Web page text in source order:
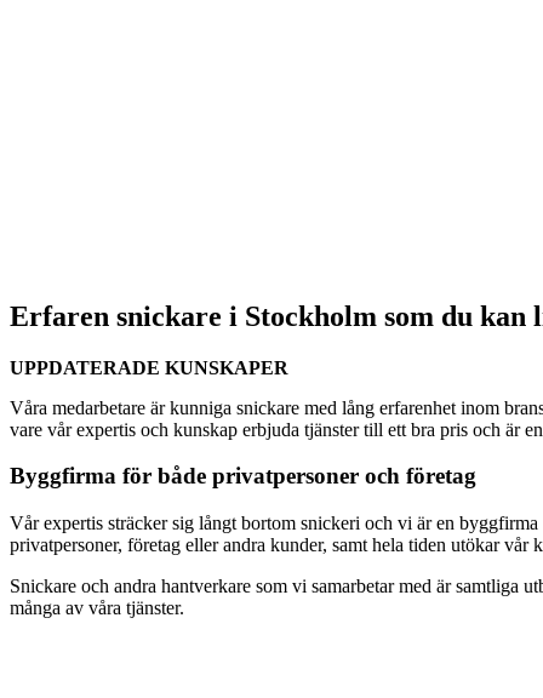
Erfaren snickare i Stockholm som du kan
UPPDATERADE KUNSKAPER
Våra medarbetare är kunniga snickare med lång erfarenhet inom
vare vår expertis och kunskap erbjuda tjänster till ett bra pris och är
Byggfirma för både privatpersoner och företag
Vår expertis sträcker sig långt bortom snickeri och vi är en
privatpersoner, företag eller andra kunder, samt hela tiden utökar vår
Snickare och andra hantverkare som vi samarbetar med är samtliga
många av våra tjänster.